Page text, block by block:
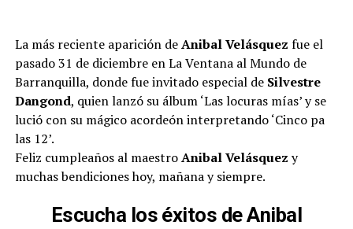
La más reciente aparición deAnibal Velásquez fue el
pasado 31 de diciembre en La Ventana al Mundo de
Barranquilla, donde fue invitado especial de Silvestre
Dangond, quien lanzó su álbum ‘Las locuras mías’ y se
lució con su mágico acordeón interpretando ‘Cinco pa
las 12’.
Feliz cumpleaños al maestroAnibal Velásquez y
muchas bendiciones hoy, mañana y siempre.
Escucha los éxitos de Anibal